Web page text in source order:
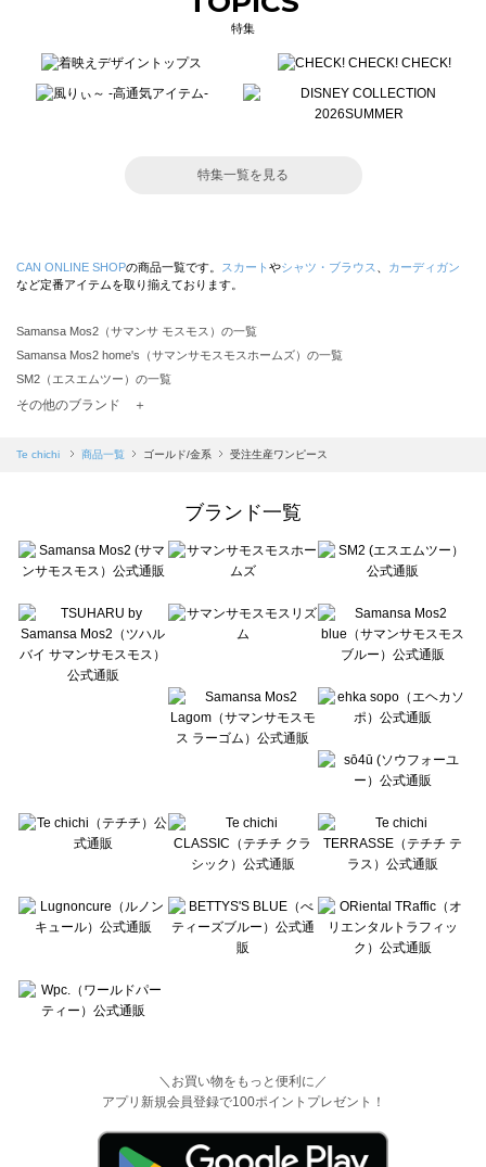
特集
特集一覧を見る
CAN ONLINE SHOPの商品一覧です。 スカート やシャツ・ブラウス
カーディガン
など定番アイテムを取り揃えております。
Samansa Mos2（サマンサ モスモス）の一覧
Samansa Mos2 home's（サマンサモスモスホームズ）の一覧
SM2（エスエムツー）の一覧
TSUHARU by Samansa Mos2（ツハルバイサマンサモスモス）の一覧
Samansa Mos2 blue（サマンサモスモス ブルー）の一覧
Te chichi（テチチ）の一覧
Te chichi CLASSIC（テチチ クラシック）の一覧
Lugnoncure（ルノンキュール）の一覧
BETTY'S BLUE（べティーズブルー）の一覧
Wpc.（ワールドパーティー）の一覧
その他のブランド ＋
Te chichi 商品一覧 ゴールド/金系 受注生産ワンピース
ブランド一覧
＼お買い物をもっと便利に／
アプリ新規会員登録で100ポイントプレゼント！